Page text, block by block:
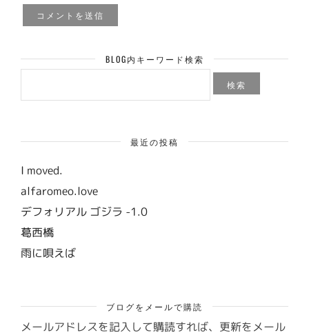
BLOG内キーワード検索
検
最近の投稿
I moved.
alfaromeo.love
デフォリアル ゴジラ -1.0
葛西橋
雨に唄えば
ブログをメールで購読
メールアドレスを記入して購読すれば、更新をメール